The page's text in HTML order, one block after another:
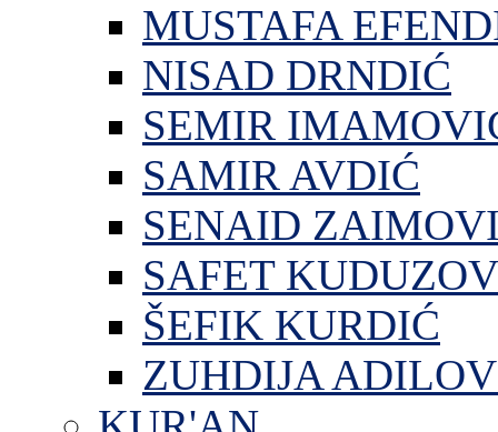
MUSTAFA
NISAD DRNDIĆ
SEMIR
SAMIR AVDIĆ
SENAID
SAFET
ŠEFIK KURDIĆ
ZUHDIJA